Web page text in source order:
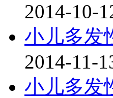
2014-10-
小儿多发
2014-11-
小儿多发